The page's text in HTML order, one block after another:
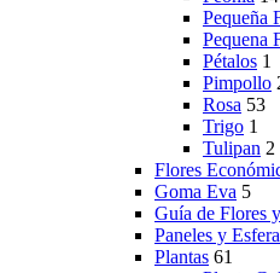
Pequeña
Pequena
Pétalos 1
Pimpollo
Rosa 53
Trigo 1
Tulipan 2
Flores
Goma Eva 5
Guía de Flores
Paneles y
Plantas 61